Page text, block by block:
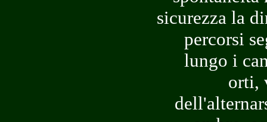
sicurezza la
percorsi
lungo i
orti,